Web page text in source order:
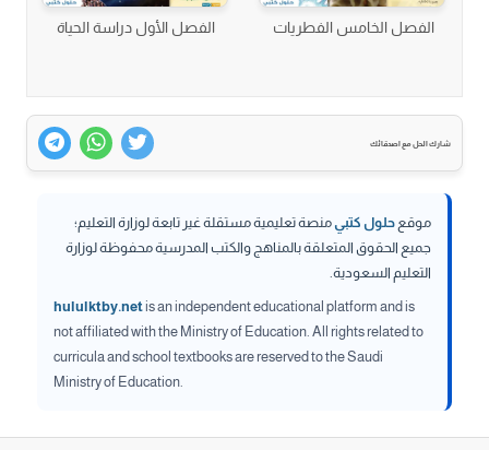
الفصل الخامس الفطريات الفصل الأول دراسة الحياة
شارك الحل مع اصدقائك
موقع حلول كتبيمنصة تعليمية مستقلة غير تابعة لوزارة التعليم؛
جميع الحقوق المتعلقة بالمناهج والكتب المدرسية محفوظة لوزارة
التعليم السعودية.
hululktby.netis an independent educational platform and is
not affiliated with the Ministry of Education. All rights related to
curricula and school textbooks are reserved to the Saudi
Ministry of Education.